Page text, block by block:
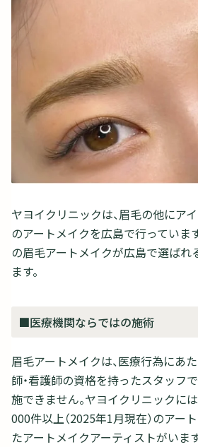
ヤヨイクリニックは、眉毛の他にア
のアートメイクを広島で行っていま
の眉毛アートメイクが広島で選ばれ
ます。
■医療機関ならではの施術
眉毛アートメイクは、医療行為にあた
師・看護師の資格を持ったスタッフ
施できません。ヤヨイクリニックに
000件以上（2025年1月現在）のアー
たアートメイクアーティストがいま